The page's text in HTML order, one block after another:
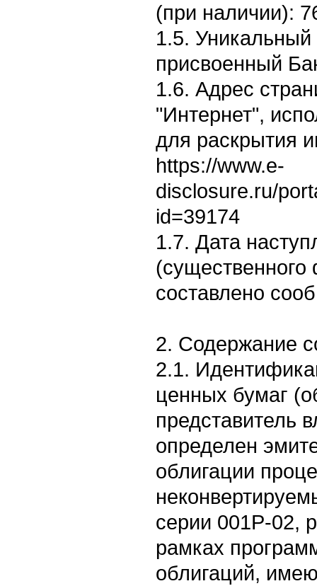
(при наличии):
1.5. Уникальный
присвоенный
1.6. Адрес
"Интернет",
для раскрытия
https://www.e-
disclosure.ru/
id=39174
1.7. Дата
(существенного
составлено
2. Содержание
2.1.
ценных бумаг
представитель
определен
облигации
серии 001P-02,
рамках
облигаций,